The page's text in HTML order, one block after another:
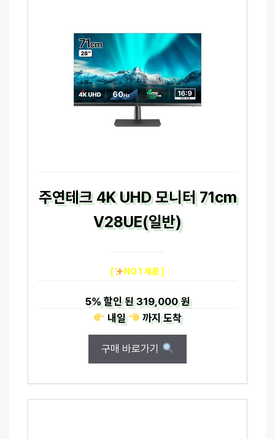
주연테크 4K UHD 모니터 71cm
V28UE(일반)
[ NO.1 제품 ]
5%할인 된319,000 원
내일
까지도착
구매 바로가기